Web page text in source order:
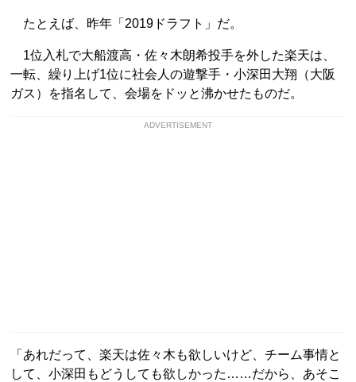
たとえば、昨年「2019ドラフト」だ。
1位入札で大船渡高・佐々木朗希投手を外した楽天は、
一転、繰り上げ1位に社会人の遊撃手・小深田大翔（大阪
ガス）を指名して、会場をドッと沸かせたものだ。
ADVERTISEMENT
「あれだって、楽天は佐々木も欲しいけど、チーム事情と
して、小深田もどうしても欲しかった……だから、あそこ